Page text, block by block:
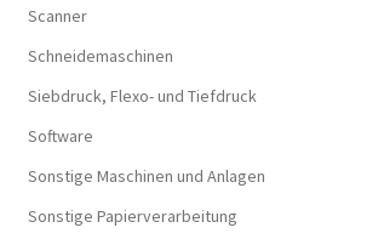
Scanner
Schneidemaschinen
Siebdruck, Flexo- und Tiefdruck
Software
Sonstige Maschinen und Anlagen
Sonstige Papierverarbeitung